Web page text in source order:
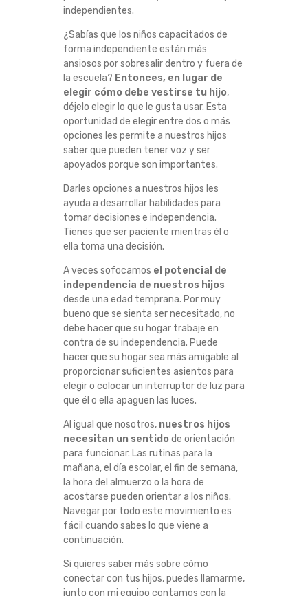
independientes.
¿Sabías que los niños capacitados de
forma independiente están más
ansiosos por sobresalir dentro y fuera de
la escuela? Entonces, en lugar de
elegir cómo debe vestirse tu hijo,
déjelo elegir lo que le gusta usar. Esta
oportunidad de elegir entre dos o más
opciones les permite a nuestros hijos
saber que pueden tener voz y ser
apoyados porque son importantes.
Darles opciones a nuestros hijos les
ayuda a desarrollar habilidades para
tomar decisiones e independencia.
Tienes que ser paciente mientras él o
ella toma una decisión.
A veces sofocamos el potencial de
independencia de nuestros hijos
desde una edad temprana. Por muy
bueno que se sienta ser necesitado, no
debe hacer que su hogar trabaje en
contra de su independencia. Puede
hacer que su hogar sea más amigable al
proporcionar suficientes asientos para
elegir o colocar un interruptor de luz para
que él o ella apaguen las luces.
Al igual que nosotros, nuestros hijos
necesitan un sentido de orientación
para funcionar. Las rutinas para la
mañana, el día escolar, el fin de semana,
la hora del almuerzo o la hora de
acostarse pueden orientar a los niños.
Navegar por todo este movimiento es
fácil cuando sabes lo que viene a
continuación.
Si quieres saber más sobre cómo
conectar con tus hijos, puedes llamarme,
junto con mi equipo contamos con la